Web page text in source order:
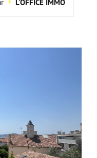
L'OFFICE IMMO